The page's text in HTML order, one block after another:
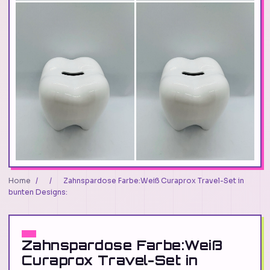
Home / /
Zahnspardose Farbe:Weiß Curaprox Travel-Set in
bunten Designs:
Zahnspardose Farbe:Weiß
Curaprox Travel-Set in